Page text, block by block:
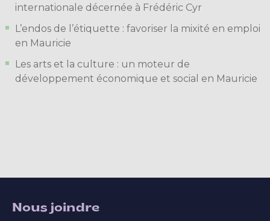
internationale décernée à Frédéric Cyr
L’endos de l’étiquette : favoriser la mixité en emploi
en Mauricie
Les arts et la culture : un moteur de
développement économique et social en Mauricie
Nous joindre